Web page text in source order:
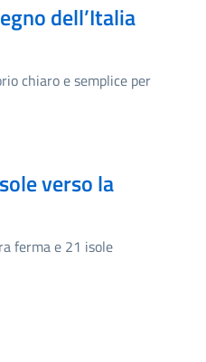
dell’Italia
chiaro e semplice per
verso la
ferma e 21 isole